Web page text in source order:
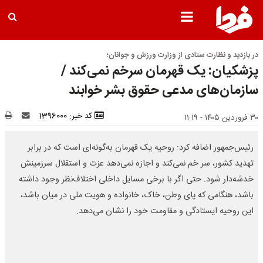
در بازدید و نظارت ستادی از وزارت ورزش و جوانان؛
پزشکیان: یک قهرمان سرخم نمی‌کند /
سازمان‌های مدعی حقوق بشر خوابند
۳۰ فروردین ۱۴۰۵ - ۱۱:۱۹ کد خبر: 1396000
رئیس‌جمهور اضافه کرد: روحیه یک قهرمان به‌گونه‌ای است که در برابر
تهدید کشور، سر خم نمی‌کند و اجازه نمی‌دهد عزت و استقلال سرزمینش
خدشه‌دار شود. حتی اگر با برخی مسایل داخلی اختلاف‌نظر وجود داشته
باشد، هنگامی که پای وطن، خاک، خانواده و هویت ملی در میان باشد،
این روحیه ایستادگی و مقاومت خود را نشان می‌دهد.